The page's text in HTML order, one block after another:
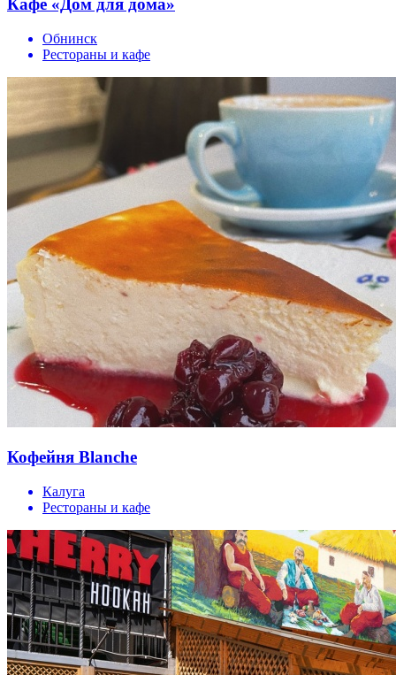
Кафе «Дом для дома»
Обнинск
Рестораны и кафе
Кофейня Blanche
Калуга
Рестораны и кафе